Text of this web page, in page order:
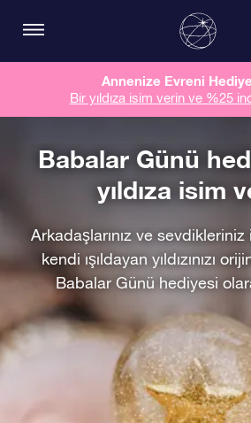
Annenize Evreni
Bir yıldıza isim verin ve %25
Babalar Günü
yıldıza isim
Arkadaşlarınız ve
kendi ışıldayan yıldızınızı
Babalar Günü hediyesi